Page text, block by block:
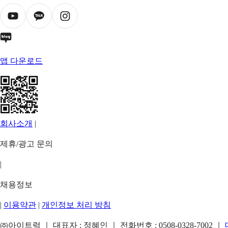
앱 다운로드
회사소개 |
제휴/광고 문의
|
채용정보
| 이용약관 | 개인정보 처리 방침
㈜아이트럭 ｜ 대표자 : 정혜인 ｜ 전화번호 : 0508-0328-7002